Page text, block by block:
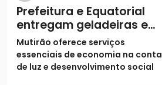
Prefeitura e Equatorial
entregam geladeiras e
prestam serviços à
população
Mutirão oferece serviços
essenciais de economia na conta
de luz e desenvolvimento social